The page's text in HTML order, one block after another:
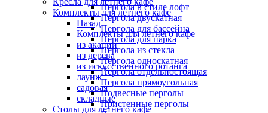
Пергола в стиле лофт
Пергола двускатная
Пергола для бассейна
Пергола для парка
Пергола из стекла
Пергола односкатная
Пергола отдельностоящая
Пергола прямоугольная
Подвесные перголы
Пристенные перголы
Комплекты для летнего кафе
Назад
Комплекты для летнего кафе
из акации
из дерева
из искусственного ротанга
лаунж
садовая
складные
Столы для летнего кафе